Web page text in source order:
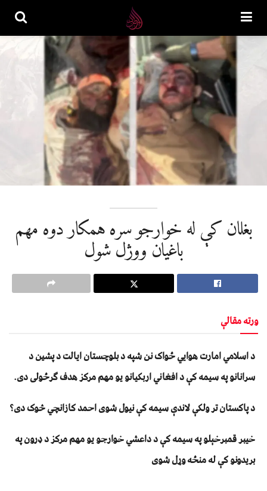
بغلان کې له خوارجو سره همکار دوه مهم
باغیان ووژل شول
ورته مقالې
د اسلامي امارت هوايي ځواک نن شپه د بلوچستان ايالت د پشين د
سرانانو په سيمه کې د افغاني اربکيانو يو مهم مرکز هدف ګرځولی دی.
د پاکستان تر ولکې لاندې سیمه کې نیول شوی احمد کازانچي څوک دی؟
خیبر قمبرخېلو په سیمه کې د داعشي خوارجو یو مهم مرکز د ډرون په
بریدونو کې له منځه وړل شوی